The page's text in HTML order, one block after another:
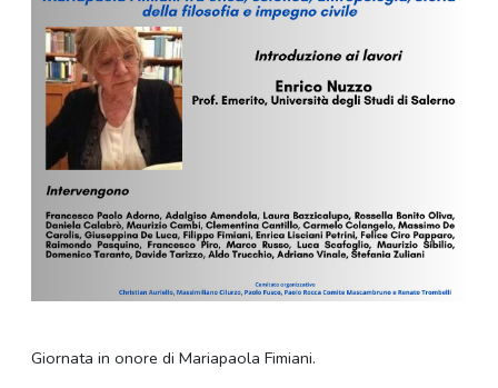
Giornata in onore di Mariapaola Fimiani.